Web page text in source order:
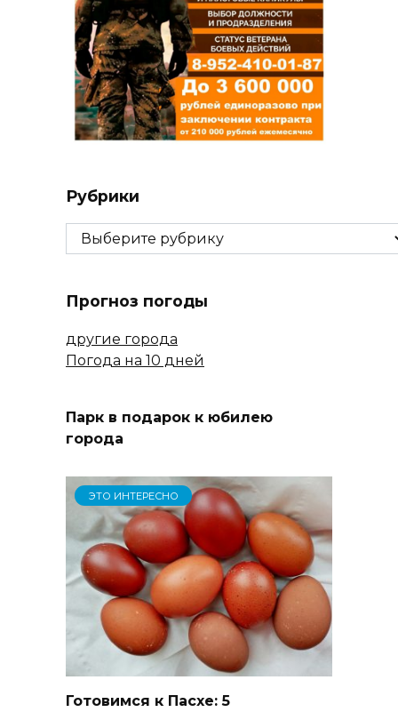
Рубрики
Рубрики
Прогноз погоды
другие города
Погода на 10 дней
Парк в подарок к юбилею
города
ЭТО ИНТЕРЕСНО
Готовимся к Пасхе: 5